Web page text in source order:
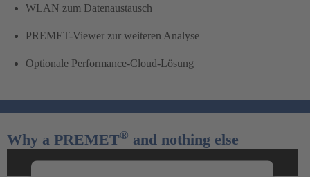
WLAN zum Datenaustausch
PREMET-Viewer zur weiteren Analyse
Optionale Performance-Cloud-Lösung
Why a PREMET® and nothing else